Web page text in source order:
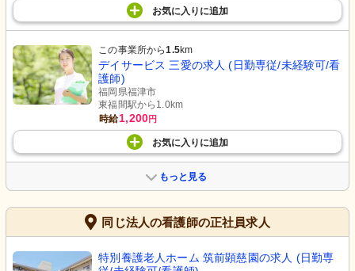
お気に入り に追加
この事業所から1.5km
デイサービス 三愛の求人 (日勤専従/未経験可/看
護師)
福岡県福津市
東福間駅から1.0km
時給1,200円
お気に入り に追加
もっと見る
同じ法人の看護師の正社員求人
特別養護老人ホーム 筑前顕慈園の求人 (日勤専